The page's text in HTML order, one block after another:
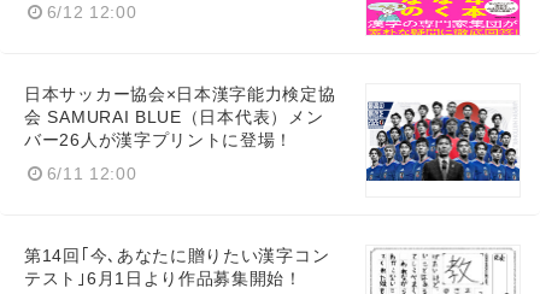
6/12 12:00
日本サッカー協会×日本漢字能力検定協
会 SAMURAI BLUE（日本代表）メン
バー26人が漢字プリントに登場！
6/11 12:00
第14回｢今､あなたに贈りたい漢字コン
テスト｣6月1日より作品募集開始！